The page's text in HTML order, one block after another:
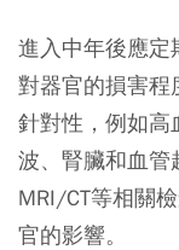
進入中年後應定
對器官的損害程
針對性，例如高
波、腎臟和血管
MRI/CT等相關
官的影響。